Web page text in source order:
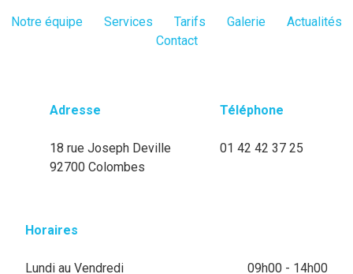
Notre équipe Services Tarifs Galerie
Actualités
Contact
Adresse
18 rue Joseph Deville
92700 Colombes
Téléphone
01 42 42 37 25
Horaires
Lundi au Vendredi 09h00 - 14h00